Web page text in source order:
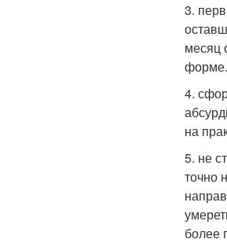
3.
месяц
форме.
4.
на
5. не
точно
более